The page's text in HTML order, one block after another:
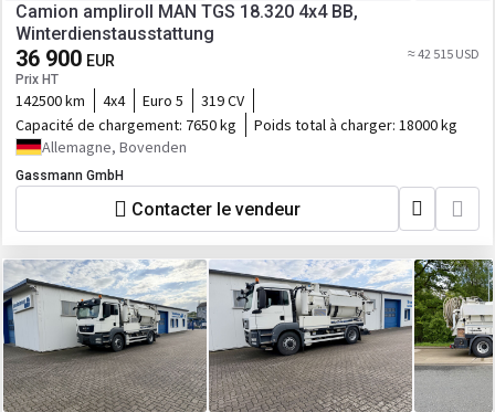
Camion ampliroll MAN TGS 18.320 4x4 BB,
Winterdienstausstattung
36 900 EUR
Prix HT
≈ 42 515 USD
142500 km 4x4 Euro 5
319 CV
Capacité de chargement: 7650 kg Poids total à charger: 18000 kg
Allemagne, Bovenden
Gassmann GmbH
Contacter le vendeur